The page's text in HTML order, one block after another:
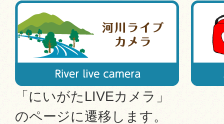
「にいがたLIVEカメラ」
のページに遷移します。